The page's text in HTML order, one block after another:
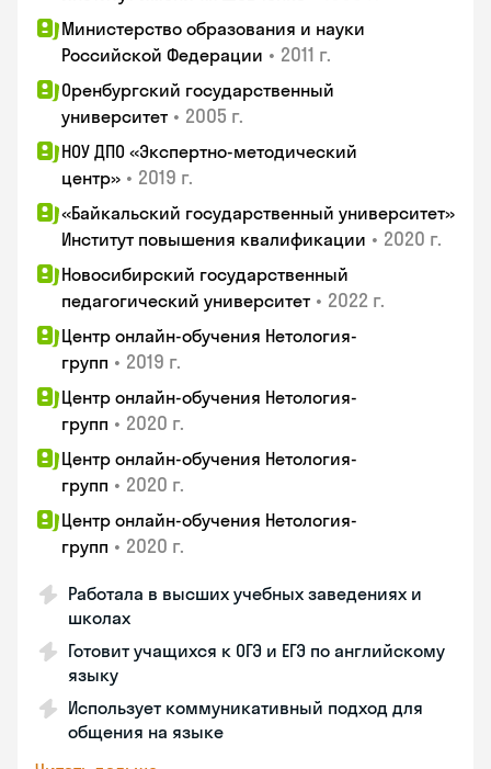
Министерство образования и науки
Российской Федерации • 2011 г.
Оренбургский государственный
университет • 2005 г.
НОУ ДПО «Экспертно-методический
центр» • 2019 г.
«Байкальский государственный университет»
Институт повышения квалификации • 2020 г.
Новосибирский государственный
педагогический университет • 2022 г.
Центр онлайн-обучения Нетология-
групп • 2019 г.
Центр онлайн-обучения Нетология-
групп • 2020 г.
Центр онлайн-обучения Нетология-
групп • 2020 г.
Центр онлайн-обучения Нетология-
групп • 2020 г.
Работала в высших учебных заведениях и
школах
Готовит учащихся к ОГЭ и ЕГЭ по английскому
языку
Использует коммуникативный подход для
общения на языке